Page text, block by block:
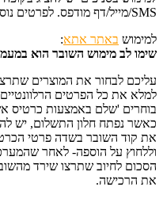
SMS/מייל/דף מודפס. לפרטים נוספים: 054-8060427.
למימוש באתר אתא:
שימו לב מימוש השובר הוא
עליכם לבחור את המוצרים
למלא את כל הפרטים
בוחרים 'שלם באמצעות כרטיס
כאשר נפתח חלון התשלום, יש
את קוד השובר בשדה פרטי
וללחוץ על הוספה- לאחר
הסכום לחיוב שתרצו שירד
את הרכישה.